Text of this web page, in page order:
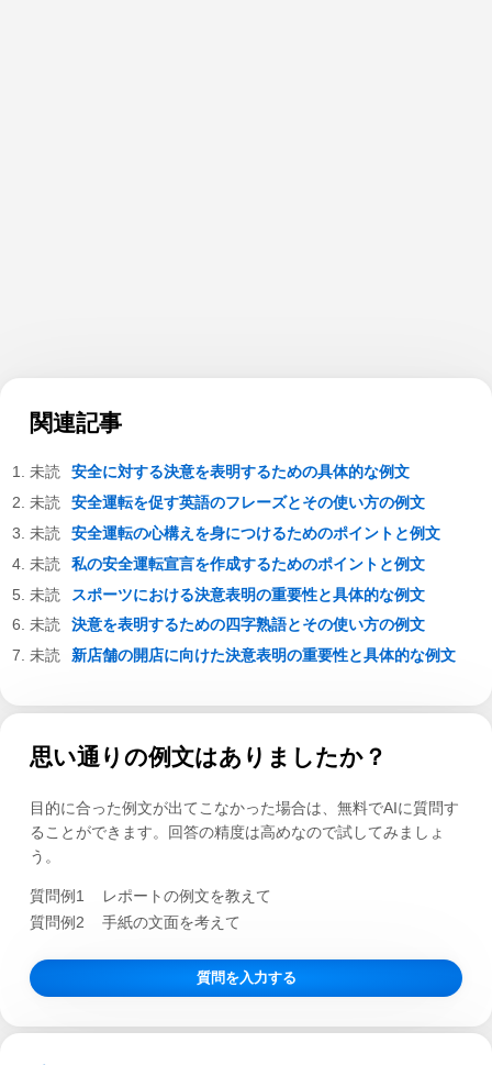
関連記事
安全に対する決意を表明するための具体的な例文
安全運転を促す英語のフレーズとその使い方の例文
安全運転の心構えを身につけるためのポイントと例文
私の安全運転宣言を作成するためのポイントと例文
スポーツにおける決意表明の重要性と具体的な例文
決意を表明するための四字熟語とその使い方の例文
新店舗の開店に向けた決意表明の重要性と具体的な例文
思い通りの例文はありましたか？
目的に合った例文が出てこなかった場合は、無料でAIに質問す
ることができます。回答の精度は高めなので試してみましょ
う。
質問例1
レポートの例文を教えて
質問例2
手紙の文面を考えて
質問を入力する